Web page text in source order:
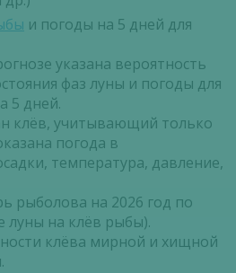
и погоды на 5 дней для
указана вероятность
фаз луны и погоды для
5 дней.
клёв, учитывающий только
погода в
температура, давление,
рыболова на 2026 год по
луны на клёв рыбы).
клёва мирной и хищной